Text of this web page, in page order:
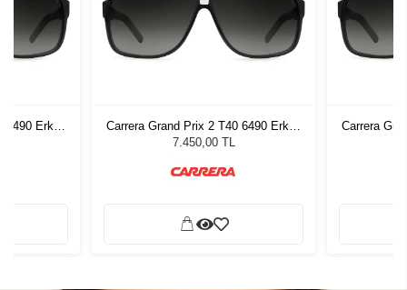
Erkek
Carrera Grand Prix 2 T40 6490 Erkek
Güneş Gözlüğü
7.450,00 TL
Carrera